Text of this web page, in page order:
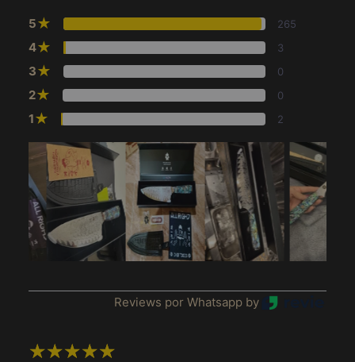
5★ 265
4★ 3
3★ 0
2★ 0
1★ 2
Reviews por Whatsapp by
$)